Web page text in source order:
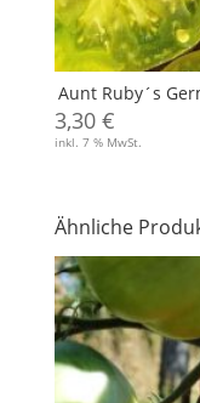
Aunt Ruby´s
3,30 €
inkl. 7 % MwSt.
Ähnliche